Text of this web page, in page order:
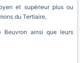
et supérieur plus ou
du Tertiaire,
Beuvron ainsi que leurs